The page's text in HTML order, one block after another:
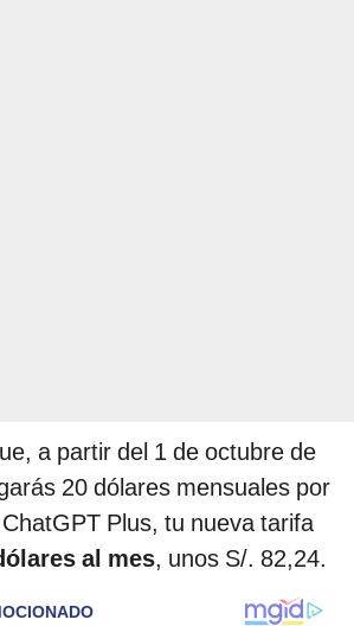
a partir del 1 de octubre de
20 dólares mensuales por
Plus, tu nueva tarifa
al mes, unos S/. 82,24.